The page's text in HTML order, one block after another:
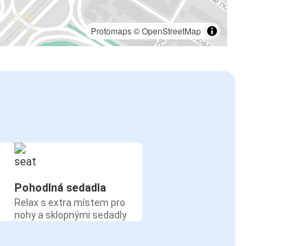
Protomaps©OpenStreetMap
Pohodlná sedadla
Relax s extra místem pro
nohy a sklopnými sedadly